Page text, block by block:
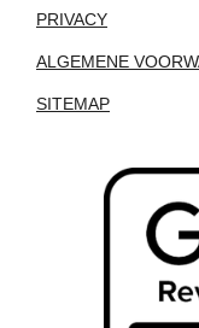
PRIVACY
ALGEMENE
SITEMAP